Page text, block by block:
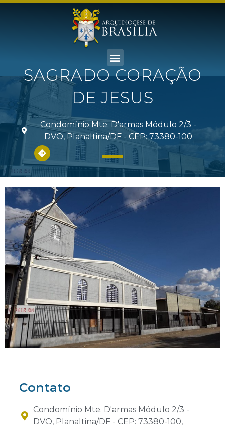
SAGRADO CORAÇÃO
DE JESUS
Condomínio Mte. D'armas Módulo 2/3 -
DVO, Planaltina/DF - CEP: 73380-100
Contato
Condomínio Mte. D'armas Módulo 2/3 -
DVO, Planaltina/DF - CEP: 73380-100,